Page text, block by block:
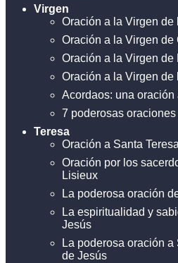
Virgen
Oración a la Virgen de
Oración a la Virgen de
Oración a la Virgen de
Oración a la Virgen de
Acordaos: una oración
7 poderosas
Teresa
Oración a Santa
Oración por los
Lisieux
La poderosa oración
La espiritualidad y
Jesús
La poderosa oración
de Jesús